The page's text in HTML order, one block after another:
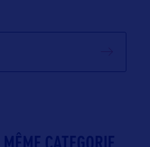
CATEGORIE